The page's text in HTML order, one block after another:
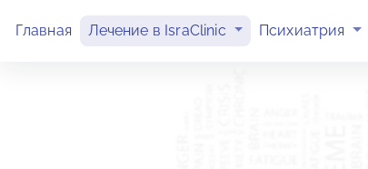
Главная Лечение в IsraClinic (current)Психиатрия